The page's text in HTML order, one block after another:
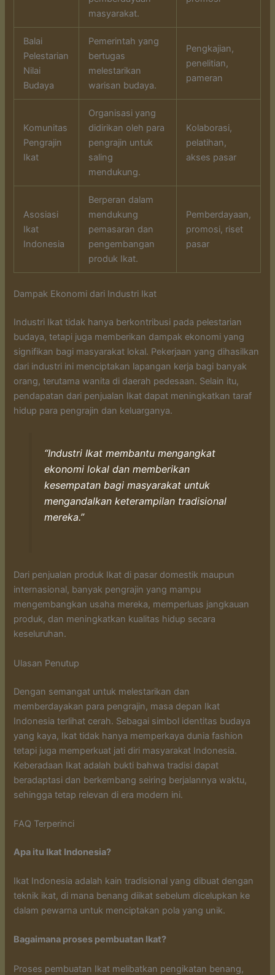
masyarakat.
Balai
Pelestarian
Nilai
Budaya
Pemerintah yang
bertugas
melestarikan
warisan budaya.
Pengkajian,
penelitian,
pameran
Komunitas
Pengrajin
Ikat
Organisasi yang
didirikan oleh para
pengrajin untuk
saling
mendukung.
Kolaborasi,
pelatihan,
akses pasar
Asosiasi
Ikat
Indonesia
Berperan dalam
mendukung
pemasaran dan
pengembangan
produk Ikat.
Pemberdayaan,
promosi, riset
pasar
Dampak Ekonomi dari Industri Ikat
Industri Ikat tidak hanya berkontribusi pada pelestarian
budaya, tetapi juga memberikan dampak ekonomi yang
signifikan bagi masyarakat lokal. Pekerjaan yang dihasilkan
dari industri ini menciptakan lapangan kerja bagi banyak
orang, terutama wanita di daerah pedesaan. Selain itu,
pendapatan dari penjualan Ikat dapat meningkatkan taraf
hidup para pengrajin dan keluarganya.
“Industri Ikat membantu mengangkat
ekonomi lokal dan memberikan
kesempatan bagi masyarakat untuk
mengandalkan keterampilan tradisional
mereka.”
Dari penjualan produk Ikat di pasar domestik maupun
internasional, banyak pengrajin yang mampu
mengembangkan usaha mereka, memperluas jangkauan
produk, dan meningkatkan kualitas hidup secara
keseluruhan.
Ulasan Penutup
Dengan semangat untuk melestarikan dan
memberdayakan para pengrajin, masa depan Ikat
Indonesia terlihat cerah. Sebagai simbol identitas budaya
yang kaya, Ikat tidak hanya memperkaya dunia fashion
tetapi juga memperkuat jati diri masyarakat Indonesia.
Keberadaan Ikat adalah bukti bahwa tradisi dapat
beradaptasi dan berkembang seiring berjalannya waktu,
sehingga tetap relevan di era modern ini.
FAQ Terperinci
Apa itu Ikat Indonesia?
Ikat Indonesia adalah kain tradisional yang dibuat dengan
teknik ikat, di mana benang diikat sebelum dicelupkan ke
dalam pewarna untuk menciptakan pola yang unik.
Bagaimana proses pembuatan Ikat?
Proses pembuatan Ikat melibatkan pengikatan benang,